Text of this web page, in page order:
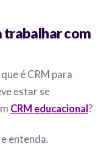
trabalhar com
é CRM para
estar se
CRM educacional ?
entenda.